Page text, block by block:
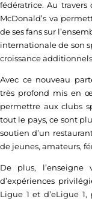
fédératrice. Au travers
McDonald’s va
de ses fans sur
internationale de son
croissance
Avec ce nouveau
très profond mis en
permettre aux clubs
tout le pays, ce sont
soutien d’un
de jeunes, amateurs,
De plus,
d’expériences
Ligue 1 et d’eLigue